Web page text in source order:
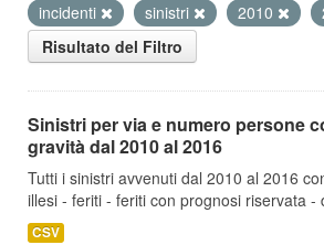
incidenti
sinistri 2010
Risultato del Filtro
Sinistri per via e numero persone
gravità dal 2010 al 2016
Tutti i sinistri avvenuti dal 2010 al 2016
illesi - feriti - feriti con prognosi riservata -
CSV